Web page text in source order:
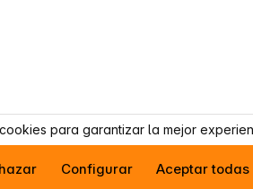
para garantizar la mejor
Configurar Aceptar todas